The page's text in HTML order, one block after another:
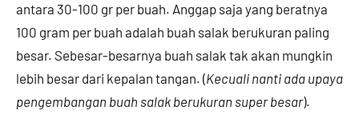
antara 30-100 gr per buah. Anggap saja yang beratnya
100 gram per buah adalah buah salak berukuran paling
besar. Sebesar-besarnya buah salak tak akan mungkin
lebih besar dari kepalan tangan. (Kecuali nanti ada upaya
pengembangan buah salak berukuran super besar).